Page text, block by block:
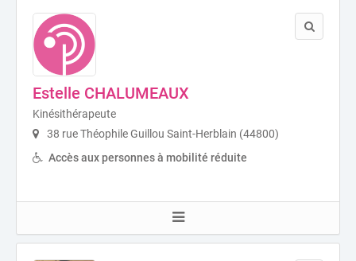
Estelle CHALUMEAUX
Kinésithérapeute
38 rue Théophile Guillou Saint-Herblain (44800)
Accès aux personnes à mobilité réduite